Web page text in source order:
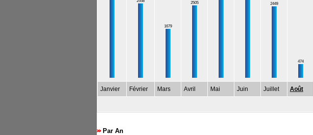
1679
2505 2449
474
Janvier Février Mars Avril Mai Juin Juillet Août
Par An